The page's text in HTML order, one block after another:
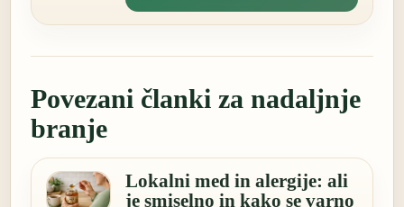
Povezani članki za nadaljnje
branje
Lokalni med in alergije: ali
je smiselno in kako se varno